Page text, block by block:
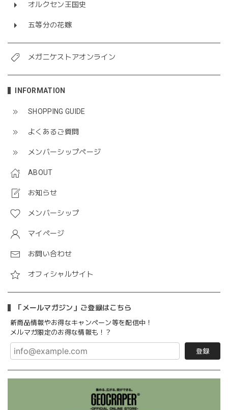
オルクセン王国史
五等分の花嫁
メガニケストアオンライン
INFORMATION
SHOPPING GUIDE
よくあるご質問
メンバーシップページ
ABOUT
お知らせ
メンバーシップ
マイページ
お問い合わせ
オフィシャルサイト
「メールマガジン」ご登録はこちら
新商品情報やお得なキャンペーン等を配信中！
メルマガ限定のお得な情報も！？
登録